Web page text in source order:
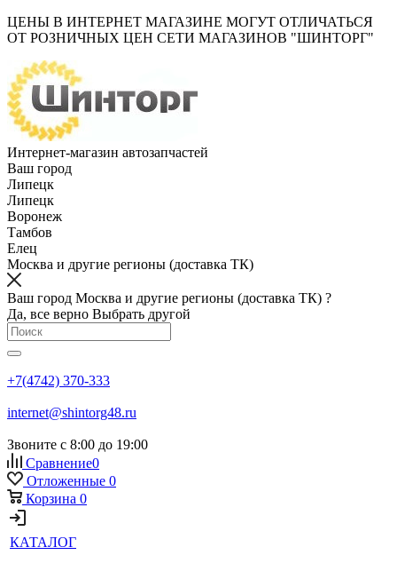
ЦЕНЫ В ИНТЕРНЕТ МАГАЗИНЕ МОГУТ ОТЛИЧАТЬСЯ
ОТ РОЗНИЧНЫХ ЦЕН СЕТИ МАГАЗИНОВ "ШИНТОРГ"
Интернет-магазин автозапчастей
Ваш город
Липецк
Липецк
Воронеж
Тамбов
Елец
Москва и другие регионы (доставка ТК)
Ваш город Москва и другие регионы (доставка ТК) ?
Да, все верно Выбрать другой
+7(4742) 370-333
internet@shintorg48.ru
Звоните с 8:00 до 19:00
Сравнение0
Отложенные 0
Корзина 0
КАТАЛОГ